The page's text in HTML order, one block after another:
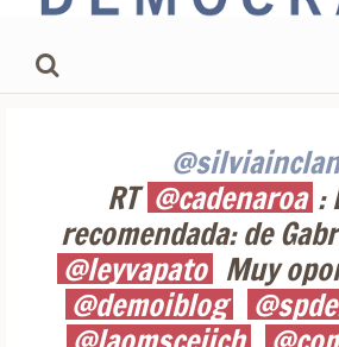
RT @cadenaroa :
recomendada: de
@leyvapato Muy
@demoiblog